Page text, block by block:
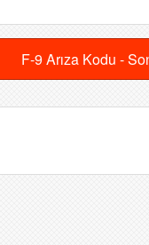
F-9 Arıza Kodu -